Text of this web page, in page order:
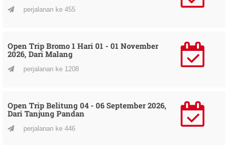
perjalanan ke 455
Open Trip Bromo 1 Hari 01 - 01 November
2026, Dari Malang
perjalanan ke 1208
Open Trip Belitung 04 - 06 September 2026,
Dari Tanjung Pandan
perjalanan ke 446